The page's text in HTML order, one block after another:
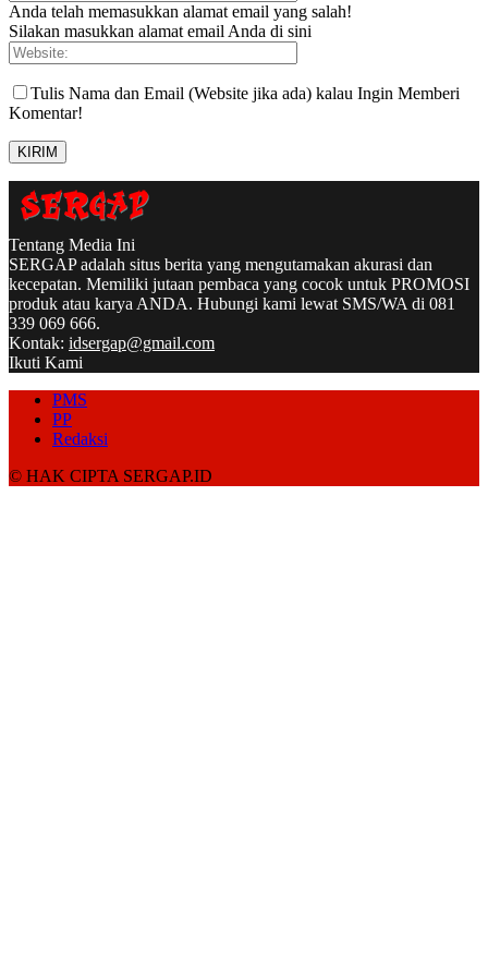
Anda telah memasukkan alamat email yang salah!
Silakan masukkan alamat email Anda di sini
Tulis Nama dan Email (Website jika ada) kalau Ingin Memberi
Komentar!
Tentang Media Ini
SERGAP adalah situs berita yang mengutamakan akurasi dan
kecepatan. Memiliki jutaan pembaca yang cocok untuk PROMOSI
produk atau karya ANDA. Hubungi kami lewat SMS/WA di 081
339 069 666.
Kontak: idsergap@gmail.com
Ikuti Kami
PMS
PP
Redaksi
© HAK CIPTA SERGAP.ID